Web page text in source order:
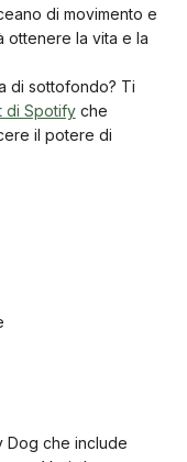
di movimento e
ottenere la vita e la
di sottofondo? Ti
di Spotifyche
il potere di
Dog che include